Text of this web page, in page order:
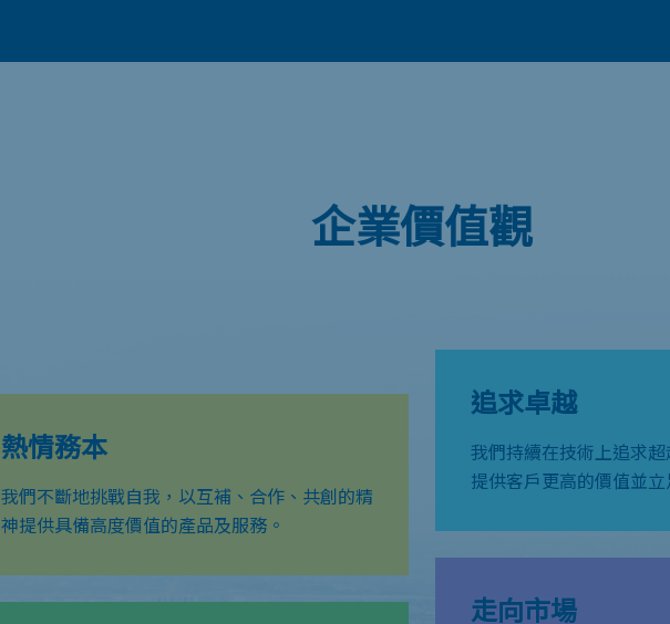
企業價值觀
熱情務本
我們不斷地挑戰自我，以互補、合作、共創的精
神提供具備高度價值的產品及服務。
追求卓越
我們持續在技術上追求
提供客戶更高的價值並
走向市場